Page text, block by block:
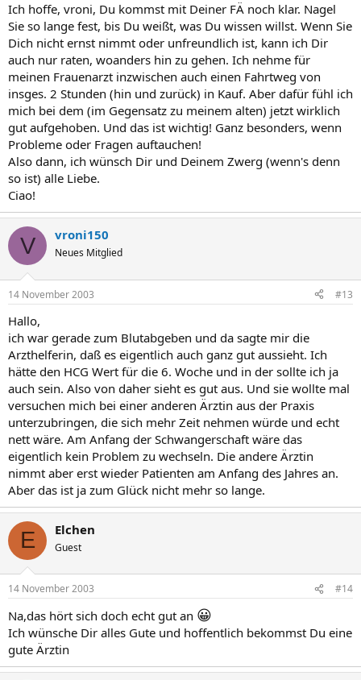
Ich hoffe, vroni, Du kommst mit Deiner FÄ noch klar. Nagel
Sie so lange fest, bis Du weißt, was Du wissen willst. Wenn Sie
Dich nicht ernst nimmt oder unfreundlich ist, kann ich Dir
auch nur raten, woanders hin zu gehen. Ich nehme für
meinen Frauenarzt inzwischen auch einen Fahrtweg von
insges. 2 Stunden (hin und zurück) in Kauf. Aber dafür fühl ich
mich bei dem (im Gegensatz zu meinem alten) jetzt wirklich
gut aufgehoben. Und das ist wichtig! Ganz besonders, wenn
Probleme oder Fragen auftauchen!
Also dann, ich wünsch Dir und Deinem Zwerg (wenn's denn
so ist) alle Liebe.
Ciao!
V vroni150
Neues Mitglied
14 November 2003 #13
Hallo,
ich war gerade zum Blutabgeben und da sagte mir die
Arzthelferin, daß es eigentlich auch ganz gut aussieht. Ich
hätte den HCG Wert für die 6. Woche und in der sollte ich ja
auch sein. Also von daher sieht es gut aus. Und sie wollte mal
versuchen mich bei einer anderen Ärztin aus der Praxis
unterzubringen, die sich mehr Zeit nehmen würde und echt
nett wäre. Am Anfang der Schwangerschaft wäre das
eigentlich kein Problem zu wechseln. Die andere Ärztin
nimmt aber erst wieder Patienten am Anfang des Jahres an.
Aber das ist ja zum Glück nicht mehr so lange.
E Elchen
Guest
14 November 2003 #14
Na,das hört sich doch echt gut an 😀
Ich wünsche Dir alles Gute und hoffentlich bekommst Du eine
gute Ärztin